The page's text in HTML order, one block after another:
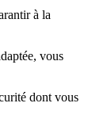
à la
vous
dont vous